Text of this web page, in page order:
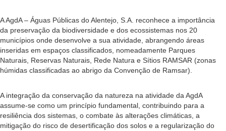
A AgdA – Águas Públicas do Alentejo, S.A. reconhece a importância
da preservação da biodiversidade e dos ecossistemas nos 20
municípios onde desenvolve a sua atividade, abrangendo áreas
inseridas em espaços classificados, nomeadamente Parques
Naturais, Reservas Naturais, Rede Natura e Sítios RAMSAR (zonas
húmidas classificadas ao abrigo da Convenção de Ramsar).
A integração da conservação da natureza na atividade da AgdA
assume-se como um princípio fundamental, contribuindo para a
resiliência dos sistemas, o combate às alterações climáticas, a
mitigação do risco de desertificação dos solos e a regularização do